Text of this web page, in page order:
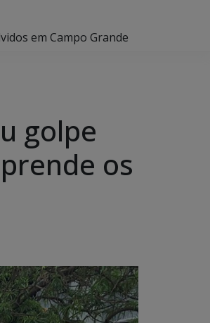
em Campo Grande
golpe
os